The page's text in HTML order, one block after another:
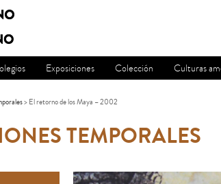
Exposiciones Colección Culturas
> El retorno de los Maya – 2002
TEMPORALES